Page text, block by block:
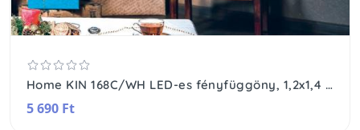
Home KIN 168C/WH LED-es fényfüggöny, 1,2x1,4 m / 168 db hidegfehér LED, fehér vezeték, állófényű, hálózati adapter, beltéri kivitel
5 690 Ft